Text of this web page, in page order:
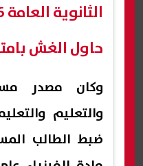
حاول الغش
وكان مصدر
والتعليم
ضبط الطالب